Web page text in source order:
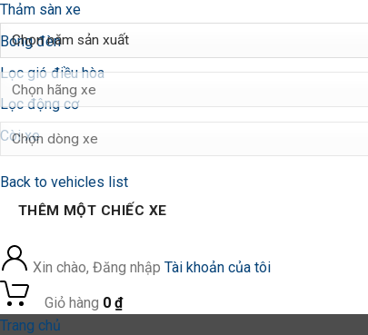
Thảm sàn xe
Bóng đèn
Lọc gió điều hòa
Lọc động cơ
Còi xe
Back to vehicles list
THÊM MỘT CHIẾC XE
Xin chào, Đăng nhập Tài khoản của tôi
Giỏ hàng 0 ₫
Trang chủ